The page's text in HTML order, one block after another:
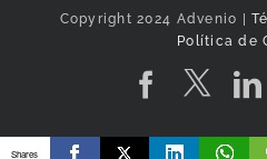
Copyright 2024 Advenio |
Política de
Facebook
Shares